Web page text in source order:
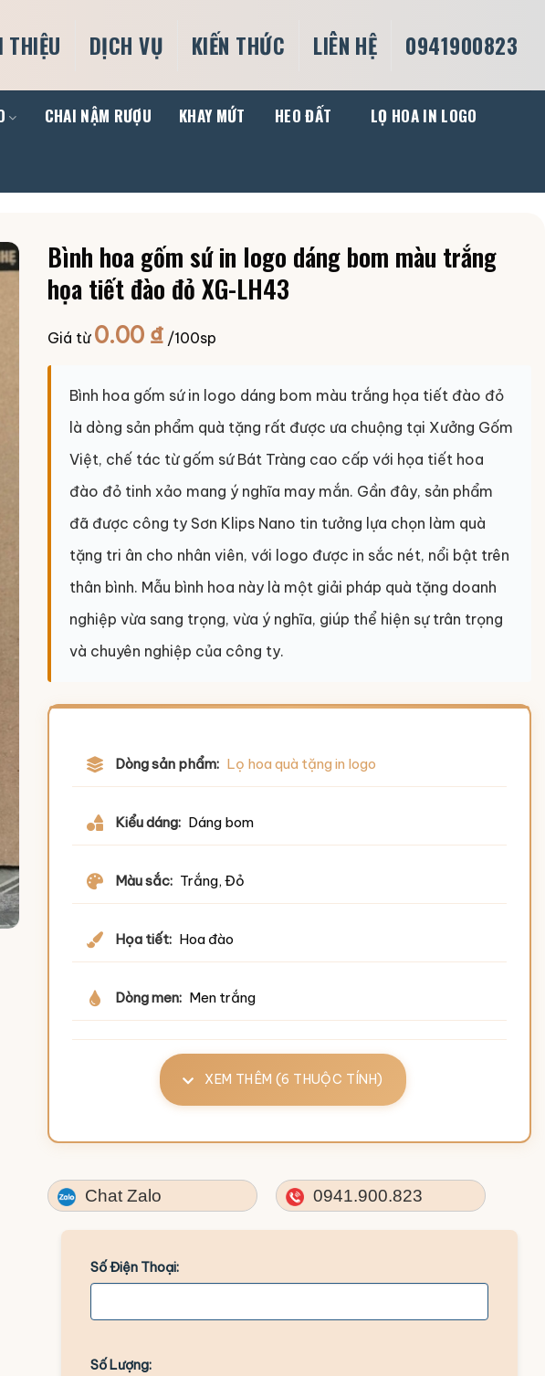
THIỆU DỊCH VỤ KIẾN THỨC LIÊN HỆ 0941900823
CHAI NẬM RƯỢU KHAY MỨT HEO ĐẤT LỌ HOA IN LOGO
Bình hoa gốm sứ in logo dáng bom màu trắng
họa tiết đào đỏ XG-LH43
Giá từ 0.00 ₫ /100sp
Bình hoa gốm sứ in logo dáng bom màu trắng họa tiết đào đỏ
là dòng sản phẩm quà tặng rất được ưa chuộng tại Xưởng Gốm
Việt, chế tác từ gốm sứ Bát Tràng cao cấp với họa tiết hoa
đào đỏ tinh xảo mang ý nghĩa may mắn. Gần đây, sản phẩm
đã được công ty Sơn Klips Nano tin tưởng lựa chọn làm quà
tặng tri ân cho nhân viên, với logo được in sắc nét, nổi bật trên
thân bình. Mẫu bình hoa này là một giải pháp quà tặng doanh
nghiệp vừa sang trọng, vừa ý nghĩa, giúp thể hiện sự trân trọng
và chuyên nghiệp của công ty.
Dòng sản phẩm: Lọ hoa quà tặng in logo
Kiểu dáng: Dáng bom
Màu sắc: Trắng, Đỏ
Họa tiết: Hoa đào
Dòng men: Men trắng
XEM THÊM (6 THUỘC TÍNH)
Chat Zalo 0941.900.823
Số Điện Thoại:
Số Lượng: